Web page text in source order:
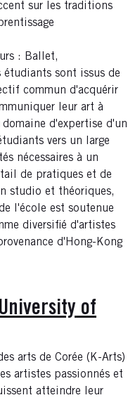
sur les traditions
: Ballet,
étudiants sont issus de
commun d'acquérir
leur art à
d'expertise d'un
vers un large
nécessaires à un
de pratiques et de
studio et théoriques,
l'école est soutenue
diversifié d'artistes
d'Hong-Kong
of
arts de Corée (K-Arts)
artistes passionnés et
atteindre leur